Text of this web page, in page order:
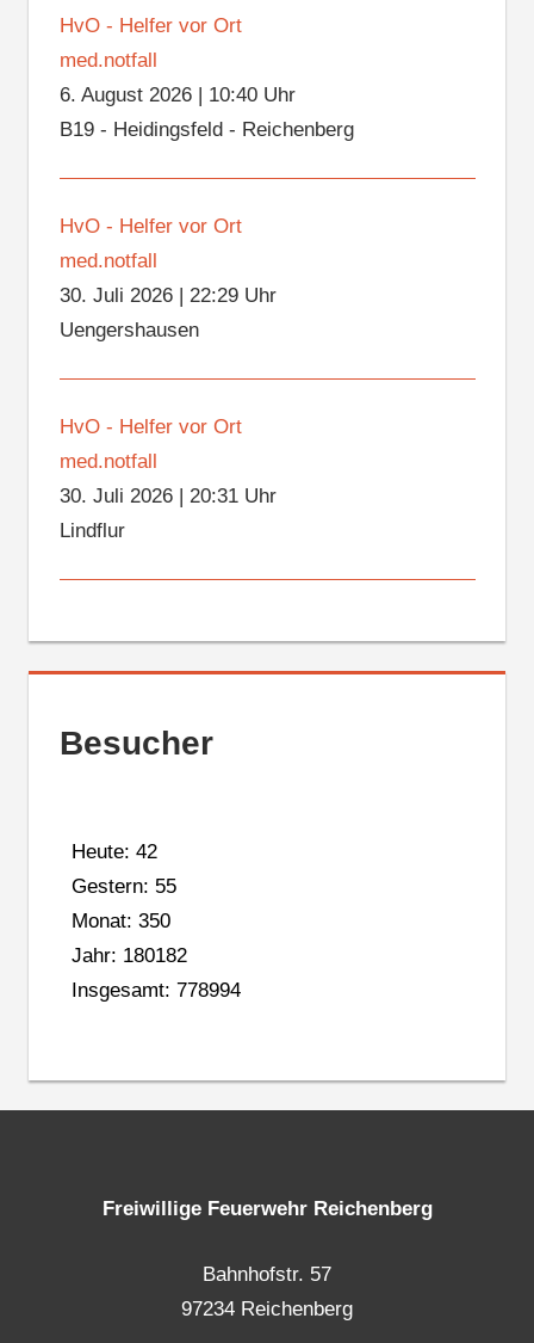
HvO - Helfer vor Ort
med.notfall
6. August 2026| 10:40 Uhr
B19 - Heidingsfeld - Reichenberg
HvO - Helfer vor Ort
med.notfall
30. Juli 2026| 22:29 Uhr
Uengershausen
HvO - Helfer vor Ort
med.notfall
30. Juli 2026| 20:31 Uhr
Lindflur
Besucher
Heute: 42
Gestern: 55
Monat: 350
Jahr: 180182
Insgesamt: 778994
Freiwillige Feuerwehr Reichenberg
Bahnhofstr. 57
97234 Reichenberg